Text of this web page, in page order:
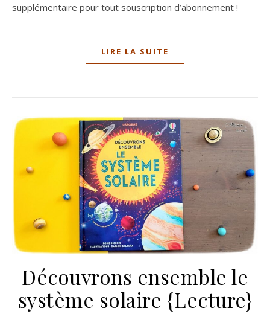
supplémentaire pour tout souscription d’abonnement !
LIRE LA SUITE
Découvrons ensemble le
système solaire {Lecture}